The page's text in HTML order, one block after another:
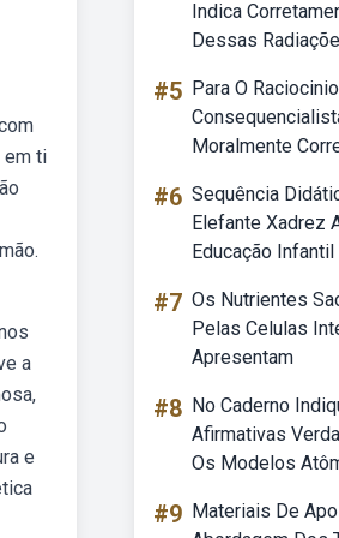
em ti
a
e
Indica
Dessas
#5 Para O Raciocinio
Moralmente
#6 Sequência
Elefante Xadrez
Educação Infantil
#7 Os Nutrientes
Pelas Celulas
Apresentam
#8 No Caderno
Afirmativas
Os Modelos
#9 Materiais De